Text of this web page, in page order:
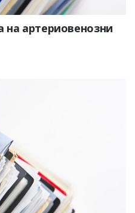
на артериовенозни